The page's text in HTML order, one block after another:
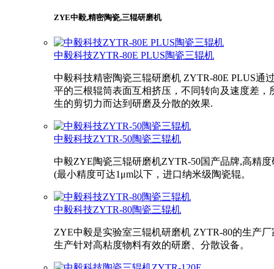
ZYE中毅,精密陶瓷,三辊研磨机
中毅科技ZYTR-80E PLUS陶瓷三辊机
中毅科技精密陶瓷三辊研磨机 ZYTR-80E PLUS通
平的三根辊筒表面互相挤压，不同转向及速度差，
生的剪切力而达到研磨及分散的效果.
中毅科技ZYTR-50陶瓷三辊机
中毅ZYE陶瓷三辊研磨机ZYTR-50国产品牌,高精度
(最小精度可达1μm以下，进口纳米级陶瓷辊。
中毅科技ZYTR-80陶瓷三辊机
ZYE中毅是实验室三辊机研磨机 ZYTR-80的生产厂
生产针对高粘度物料有效的研磨、分散设备。